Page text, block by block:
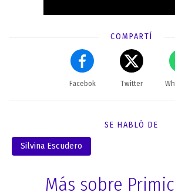
COMPARTÍ
Facebok Twitter
SE HABLÓ DE
Silvina Escudero
Más sobre